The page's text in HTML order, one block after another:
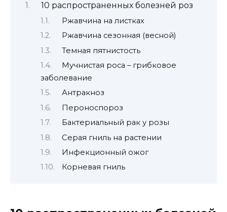
10 распространенных болезней роз
Ржавчина на листках
Ржавчина сезонная (весной)
Темная пятнистость
Мучнистая роса – грибковое
заболевание
Антракноз
Пероноспороз
Бактериальный рак у розы
Серая гниль на растении
Инфекционный ожог
Корневая гниль